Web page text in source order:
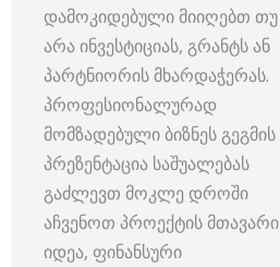
დამოკიდებული მიიღებთ თუ
არა ინვესტიციას, გრანტს ან
პარტნიორის მხარდაჭერას.
პროფესიონალურად
მომზადებული ბიზნეს გეგმის
პრეზენტაცია საშუალებას
გაძლევთ მოკლე დროში
აჩვენოთ პროექტის მთავარი
იდეა, ფინანსური